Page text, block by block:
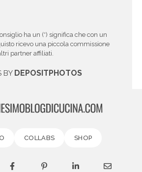
ha un (*) significa che con un
ricevo una piccola commissione
partner affiliati.
BY DEPOSITPHOTOS
COLLABS SHOP